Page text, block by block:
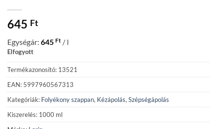
645 Ft
Egységár: 645 Ft / l
Elfogyott
Termékazonosító: 13521
EAN: 5997960567313
Kategóriák: Folyékony szappan, Kézápolás, Szépségápolás
Kiszerelés: 1000 ml